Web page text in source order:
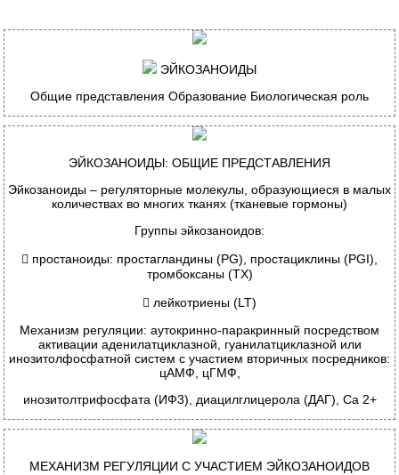
ЭЙКОЗАНОИДЫ
Общие представления Образование Биологическая роль
ЭЙКОЗАНОИДЫ: ОБЩИЕ ПРЕДСТАВЛЕНИЯ
Эйкозаноиды – регуляторные молекулы, образующиеся в малых
количествах во многих тканях (тканевые гормоны)
Группы эйкозаноидов:
 простаноиды: простагландины (PG), простациклины (PGI),
тромбоксаны (TX)
 лейкотриены (LT)
Механизм регуляции: аутокринно-паракринный посредством
активации аденилатциклазной, гуанилатциклазной или
инозитолфосфатной систем с участием вторичных посредников:
цАМФ, цГМФ,
инозитолтрифосфата (ИФ3), диацилглицерола (ДАГ), Са 2+
МЕХАНИЗМ РЕГУЛЯЦИИ С УЧАСТИЕМ ЭЙКОЗАНОИДОВ